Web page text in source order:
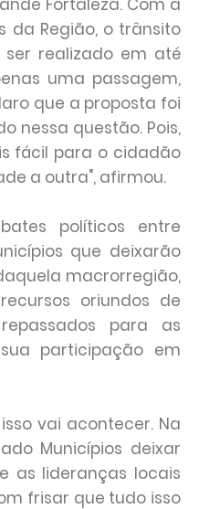
Fortaleza. Com a
da Região, o trânsito
ser realizado em até
uma passagem,
que a proposta foi
nessa questão. Pois,
fácil para o cidadão
a outra", afirmou.
políticos entre
que deixarão
macrorregião,
oriundos de
para as
participação em
vai acontecer. Na
Municípios deixar
as lideranças locais
frisar que tudo isso